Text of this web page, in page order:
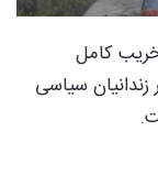
کامل
۶۰ و دیگر قبور زندانیان سیاسی